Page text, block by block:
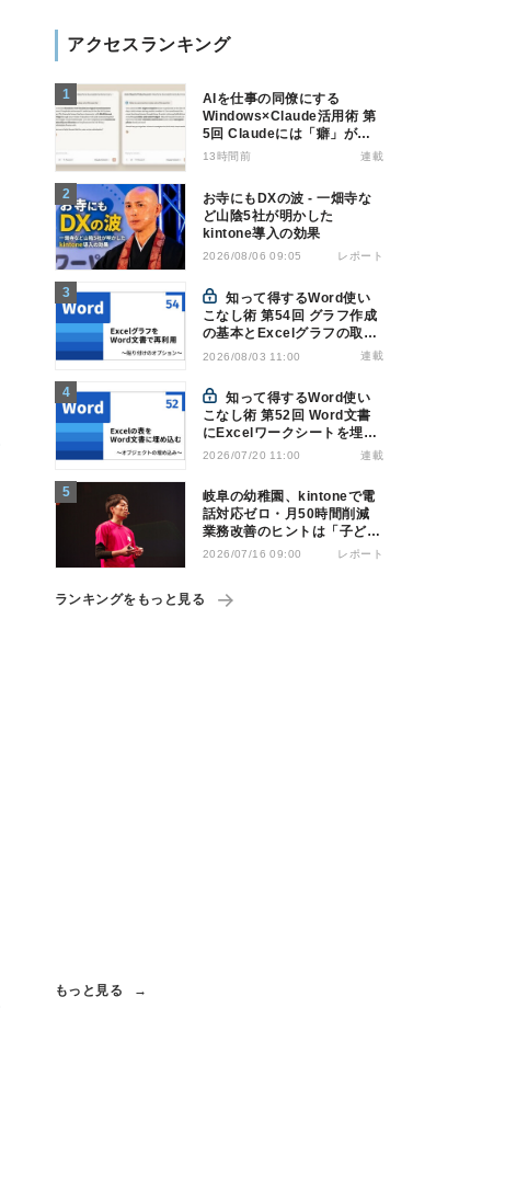
アクセスランキング
AIを仕事の同僚にする
Windows×Claude活用術 第
5回 Claudeには「癖」があ
る――戸惑いやすい7つの仕
13時間前 連載
お寺にもDXの波 - 一畑寺な
ど山陰5社が明かした
kintone導入の効果
2026/08/06 09:05 レポート
知って得するWord使い
こなし術 第54回 グラフ作成
の基本とExcelグラフの取り
込み方法
2026/08/03 11:00 連載
知って得するWord使い
こなし術 第52回 Word文書
にExcelワークシートを埋め
込んで表を作る
2026/07/20 11:00 連載
岐阜の幼稚園、kintoneで電
話対応ゼロ・月50時間削減
業務改善のヒントは「子ども
の遊び」
2026/07/16 09:00 レポート
ランキングをもっと見る
もっと見る